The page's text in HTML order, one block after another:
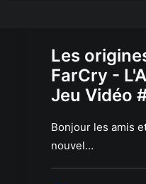
Les
FarCry -
Jeu Vidéo
Bonjour les amis
nouvel…